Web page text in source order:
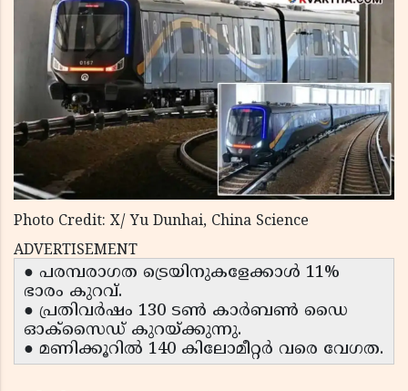
Photo Credit: X/ Yu Dunhai, China Science
ADVERTISEMENT
● പരമ്പരാഗത ട്രെയിനുകളേക്കാൾ 11%
ഭാരം കുറവ്.
● പ്രതിവർഷം 130 ടൺ കാർബൺ ഡൈ
ഓക്സൈഡ് കുറയ്ക്കുന്നു.
● മണിക്കൂറിൽ 140 കിലോമീറ്റർ വരെ വേഗത.